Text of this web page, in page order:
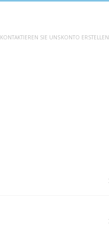
KONTAKTIEREN SIE UNSKONTO ERSTELLEN